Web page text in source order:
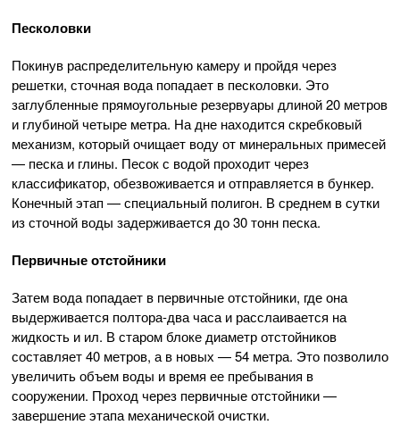
Песколовки
Покинув распределительную камеру и пройдя через
решетки, сточная вода попадает в песколовки. Это
заглубленные прямоугольные резервуары длиной 20 метров
и глубиной четыре метра. На дне находится скребковый
механизм, который очищает воду от минеральных примесей
— песка и глины. Песок с водой проходит через
классификатор, обезвоживается и отправляется в бункер.
Конечный этап — специальный полигон. В среднем в сутки
из сточной воды задерживается до 30 тонн песка.
Первичные отстойники
Затем вода попадает в первичные отстойники, где она
выдерживается полтора-два часа и расслаивается на
жидкость и ил. В старом блоке диаметр отстойников
составляет 40 метров, а в новых — 54 метра. Это позволило
увеличить объем воды и время ее пребывания в
сооружении. Проход через первичные отстойники —
завершение этапа механической очистки.